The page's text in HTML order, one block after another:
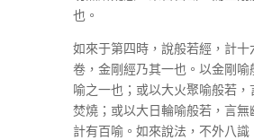
也。
如來于第四時，說般若經，計十
卷，金剛經乃其一也。以金剛喻
喻之一也；或以大火聚喻般若，
焚燒；或以大日輪喻般若，言無
計有百喻。如來說法，不外八識